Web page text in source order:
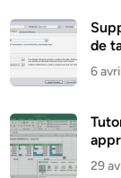
de
6
29